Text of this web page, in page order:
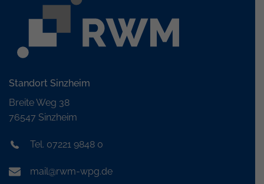
Standort Sinzheim
Breite Weg 38
76547 Sinzheim
Tel. 07221 9848 0
mail@rwm-wpg.de